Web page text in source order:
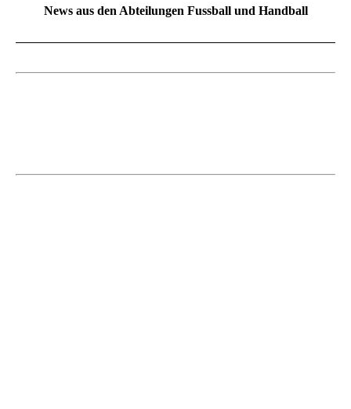
News aus den Abteilungen Fussball und Handball